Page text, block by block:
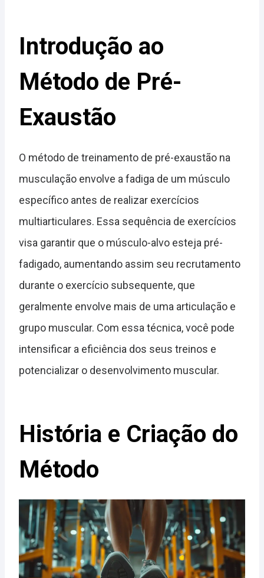
Introdução ao
Método de Pré-
Exaustão
O método de treinamento de pré-exaustão na
musculação envolve a fadiga de um músculo
específico antes de realizar exercícios
multiarticulares. Essa sequência de exercícios
visa garantir que o músculo-alvo esteja pré-
fadigado, aumentando assim seu recrutamento
durante o exercício subsequente, que
geralmente envolve mais de uma articulação e
grupo muscular. Com essa técnica, você pode
intensificar a eficiência dos seus treinos e
potencializar o desenvolvimento muscular.
História e Criação do
Método